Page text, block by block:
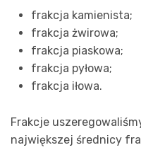
frakcja kamienista;
frakcja żwirowa;
frakcja piaskowa;
frakcja pyłowa;
frakcja iłowa.
Frakcje
największej średnicy